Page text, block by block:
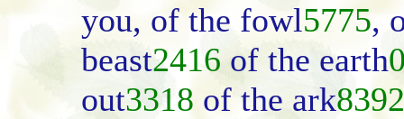
you, of the fowl5775,
beast2416 of the earth
out3318 of the ark8392